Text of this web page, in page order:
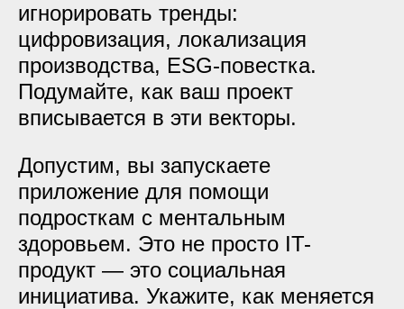
игнорировать тренды:
цифровизация, локализация
производства, ESG-повестка.
Подумайте, как ваш проект
вписывается в эти векторы.
Допустим, вы запускаете
приложение для помощи
подросткам с ментальным
здоровьем. Это не просто IT-
продукт — это социальная
инициатива. Укажите, как меняется